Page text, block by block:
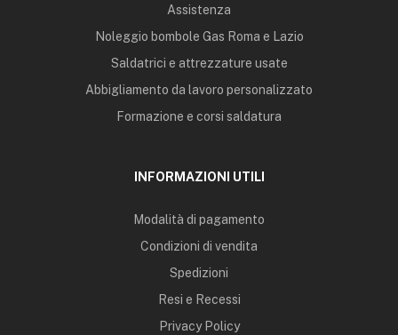
Assistenza
Noleggio bombole Gas Roma e Lazio
Saldatrici e attrezzature usate
Abbigliamento da lavoro personalizzato
Formazione e corsi saldatura
INFORMAZIONI UTILI
Modalità di pagamento
Condizioni di vendita
Spedizioni
Resi e Recessi
Privacy Policy